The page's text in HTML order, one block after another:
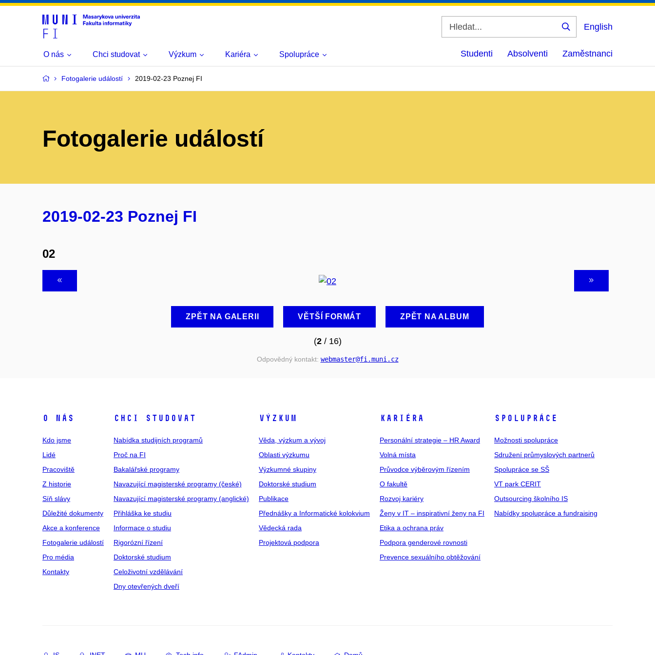
Vyhledat
English
O nás Chci studovat Výzkum Kariéra Spolupráce Studenti Absolventi Zaměstnanci
Fotogalerie událostí 2019-02-23 Poznej FI
Fotogalerie událostí
2019-02-23 Poznej FI
02
ZPĚT NA GALERII VĚTŠÍ FORMÁT ZPĚT NA ALBUM
(2/ 16)
Odpovědný kontakt: webmaster@fi .muni .cz
O NÁS
Kdo jsme
Lidé
Pracoviště
Z historie
Síň slávy
Důležité dokumenty
Akce a konference
Fotogalerie událostí
Pro média
Kontakty
CHCI STUDOVAT
Nabídka studijních programů
Proč na FI
Bakalářské programy
Navazující magisterské programy (české)
Navazující magisterské programy (anglické)
Přihláška ke studiu
Informace o studiu
Rigorózní řízení
Doktorské studium
Celoživotní vzdělávání
Dny otevřených dveří
VÝZKUM
Věda, výzkum a vývoj
Oblasti výzkumu
Výzkumné skupiny
Doktorské studium
Publikace
Přednášky a Informatické kolokvium
Vědecká rada
Projektová podpora
KARIÉRA
Personální strategie – HR Award
Volná místa
Průvodce výběrovým řízením
O fakultě
Rozvoj kariéry
Ženy v IT – inspirativní ženy na FI
Etika a ochrana práv
Podpora genderové rovnosti
Prevence sexuálního obtěžování
SPOLUPRÁCE
Možnosti spolupráce
Sdružení průmyslových partnerů
Spolupráce se SŠ
VT park CERIT
Outsourcing školního IS
Nabídky spolupráce a fundraising